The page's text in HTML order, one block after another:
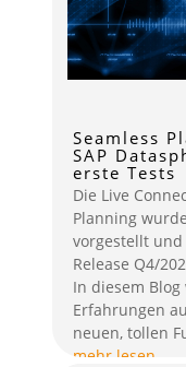
Seamless
SAP
erste Tests
Die Live
Planning
vorgestellt und
Release Q4/
In diesem
Erfahrungen
neuen, tollen
mehr lesen